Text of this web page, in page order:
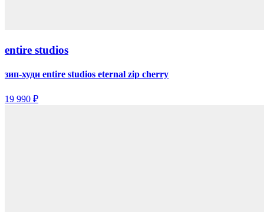
entire studios
зип-худи entire studios eternal zip cherry
19 990 ₽